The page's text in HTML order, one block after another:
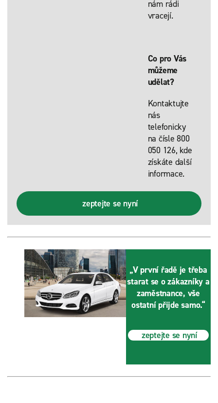
nám rádi
vracejí.
Co pro Vás
můžeme
udělat?
Kontaktujte
nás
telefonicky
na čísle 800
050 126, kde
získáte další
informace.
zeptejte se nyní
„V první řadě je třeba
starat se o zákazníky a
zaměstnance, vše
ostatní přijde samo.“
zeptejte se nyní